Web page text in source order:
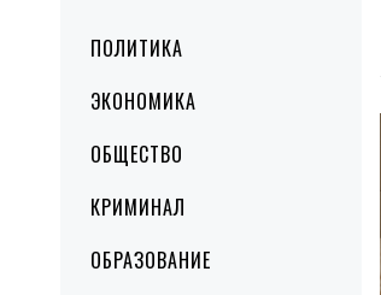
MenuПОЛИТИКА
ЭКОНОМИКА
ОБЩЕСТВО
КРИМИНАЛ
ОБРАЗОВАНИЕ